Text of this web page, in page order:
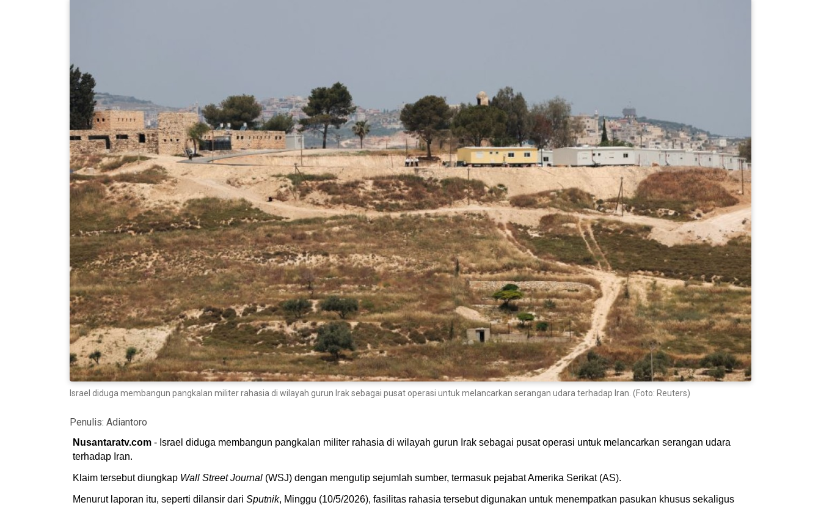
Israel diduga membangun pangkalan militer rahasia di wilayah gurun Irak sebagai pusat operasi untuk melancarkan serangan udara terhadap Iran. (Foto: Reuters)
Penulis: Adiantoro
Nusantaratv.com - Israel diduga membangun pangkalan militer rahasia di wilayah gurun Irak sebagai pusat operasi untuk melancarkan serangan udara
terhadap Iran.
Klaim tersebut diungkap Wall Street Journal (WSJ) dengan mengutip sejumlah sumber, termasuk pejabat Amerika Serikat (AS).
Menurut laporan itu, seperti dilansir dari Sputnik, Minggu (10/5/2026), fasilitas rahasia tersebut digunakan untuk menempatkan pasukan khusus sekaligus